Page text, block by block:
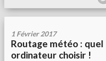
1 Février 2017
Routage météo : quel
ordinateur choisir !